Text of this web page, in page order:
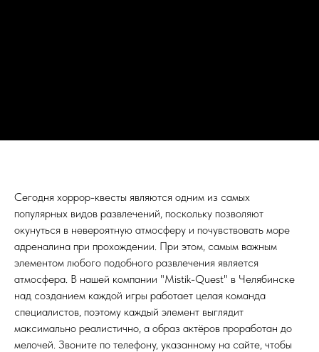
Сегодня хоррор-квесты являются одним из самых
популярных видов развлечений, поскольку позволяют
окунуться в невероятную атмосферу и почувствовать море
адреналина при прохождении. При этом, самым важным
элементом любого подобного развлечения является
атмосфера. В нашей компании "Mistik-Quest" в Челябинске
над созданием каждой игры работает целая команда
специалистов, поэтому каждый элемент выглядит
максимально реалистично, а образ актёров проработан до
мелочей. Звоните по телефону, указанному на сайте, чтобы